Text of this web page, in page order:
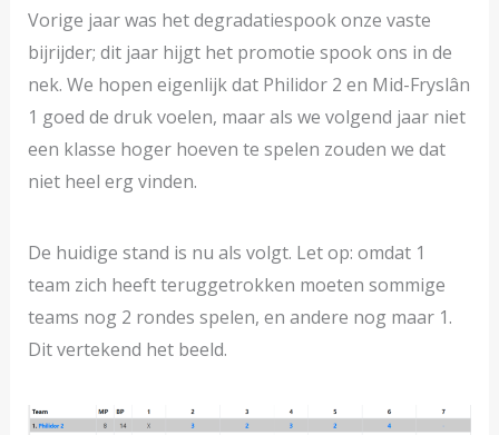
Vorige jaar was het degradatiespook onze vaste
bijrijder; dit jaar hijgt het promotie spook ons in de
nek. We hopen eigenlijk dat Philidor 2 en Mid-Fryslân
1 goed de druk voelen, maar als we volgend jaar niet
een klasse hoger hoeven te spelen zouden we dat
niet heel erg vinden.
De huidige stand is nu als volgt. Let op: omdat 1
team zich heeft teruggetrokken moeten sommige
teams nog 2 rondes spelen, en andere nog maar 1.
Dit vertekend het beeld.